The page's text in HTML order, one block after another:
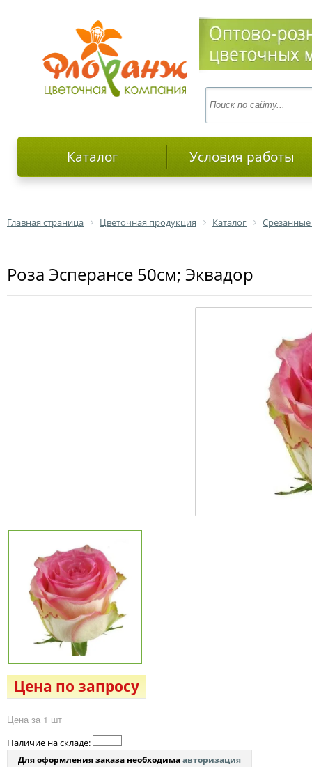
Каталог Условия работы
Главная страница Цветочная продукция Каталог
роза Эсперансе 50см; Эквадор
Цена по запросу
Цена за 1 шт
Наличие на складе:
Для оформления заказа необходимаавторизация